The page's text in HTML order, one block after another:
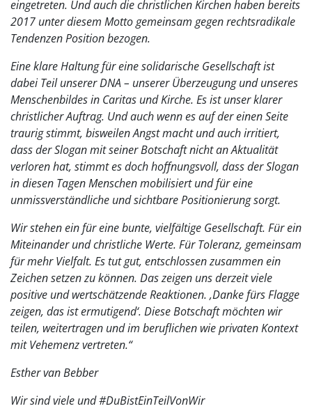
eingetreten. Und auch die christlichen Kirchen haben bereits
2017 unter diesem Motto gemeinsam gegen rechtsradikale
Tendenzen Position bezogen.
Eine klare Haltung für eine solidarische Gesellschaft ist
dabei Teil unserer DNA – unserer Überzeugung und unseres
Menschenbildes in Caritas und Kirche. Es ist unser klarer
christlicher Auftrag. Und auch wenn es auf der einen Seite
traurig stimmt, bisweilen Angst macht und auch irritiert,
dass der Slogan mit seiner Botschaft nicht an Aktualität
verloren hat, stimmt es doch hoffnungsvoll, dass der Slogan
in diesen Tagen Menschen mobilisiert und für eine
unmissverständliche und sichtbare Positionierung sorgt.
Wir stehen ein für eine bunte, vielfältige Gesellschaft. Für ein
Miteinander und christliche Werte. Für Toleranz, gemeinsam
für mehr Vielfalt. Es tut gut, entschlossen zusammen ein
Zeichen setzen zu können. Das zeigen uns derzeit viele
positive und wertschätzende Reaktionen. ‚Danke fürs Flagge
zeigen, das ist ermutigend‘. Diese Botschaft möchten wir
teilen, weitertragen und im beruflichen wie privaten Kontext
mit Vehemenz vertreten.“
Esther van Bebber
Wir sind viele und #DuBistEinTeilVonWir